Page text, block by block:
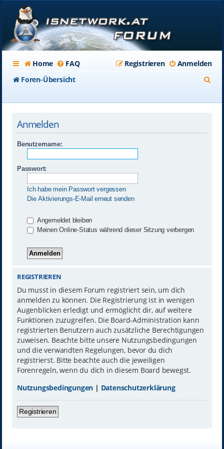
Home FAQ Anmelden
Registrieren
Foren-Übersicht
Anmelden
Benutzername:
Passwort:
Ich habe mein Passwort vergessen
Die Aktivierungs-E-Mail erneut senden
Angemeldet bleiben
Meinen Online-Status während dieser Sitzung verbergen
REGISTRIEREN
Du musst in diesem Forum registriert sein, um dich
anmelden zu können. Die Registrierung ist in wenigen
Augenblicken erledigt und ermöglicht dir, auf weitere
Funktionen zuzugreifen. Die Board-Administration kann
registrierten Benutzern auch zusätzliche Berechtigungen
zuweisen. Beachte bitte unsere Nutzungsbedingungen
und die verwandten Regelungen, bevor du dich
registrierst. Bitte beachte auch die jeweiligen
Forenregeln, wenn du dich in diesem Board bewegst.
Nutzungsbedingungen | Datenschutzerklärung
Registrieren